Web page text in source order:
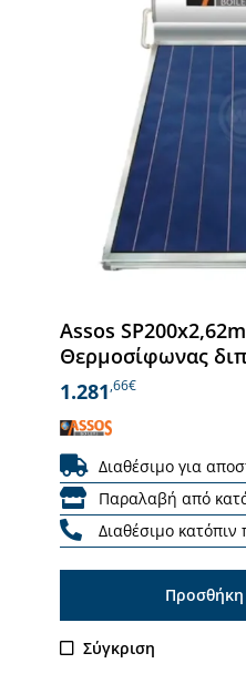
Assos
Θερμοσίφωνας
1.281,66€
Διαθέσιμο για
Παραλαβή από
Διαθέσιμο κατόπιν
Προσθήκη
Σύγκριση